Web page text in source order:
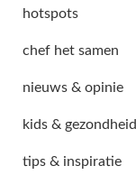
hotspots
chef het samen
nieuws & opinie
kids & gezondheid
tips & inspiratie